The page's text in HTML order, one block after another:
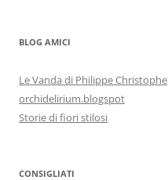
BLOG AMICI
Le Vanda di Philippe Christophe
orchidelirium.blogspot
Storie di fiori stilosi
CONSIGLIATI